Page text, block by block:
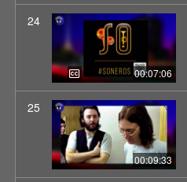
24
00:07:06
25
00:09:33